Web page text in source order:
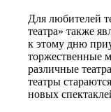
Для любителей
театра» также
к этому дню
торжественные
различные
театры
новых